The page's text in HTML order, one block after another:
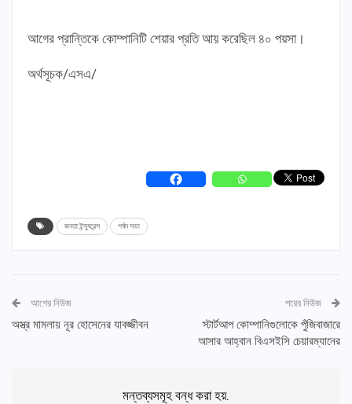
আগের প্রান্তিকে কোম্পানিটি শেয়ার প্রতি আয় করেছিল ৪০ পয়সা।
অর্থসূচক/এসএ/
জনতা ইন্স্যুরেন্স পর্ষদ সভা
আগের নিউজ
অস্ত্র মামলায় নূর হোসেনের যাবজ্জীবন
পরের নিউজ
স্টার্টআপ কোম্পানিগুলোকে পুঁজিবাজারে
আসার আহ্বান বিএসইসি চেয়ারম্যানের
মন্তব্যসমূহ বন্ধ করা হয়.